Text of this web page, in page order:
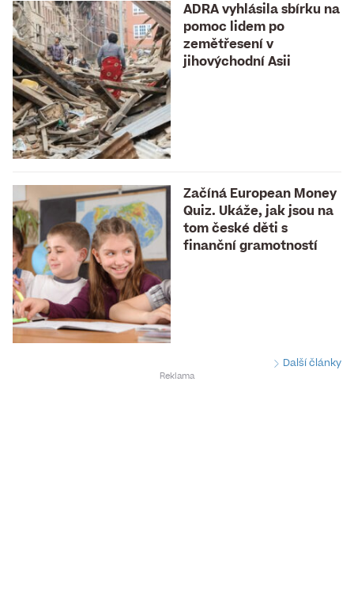
ADRA vyhlásila sbírku na
pomoc lidem po
zemětřesení v
jihovýchodní Asii
Začíná European Money
Quiz. Ukáže, jak jsou na
tom české děti s
finanční gramotností
Další články